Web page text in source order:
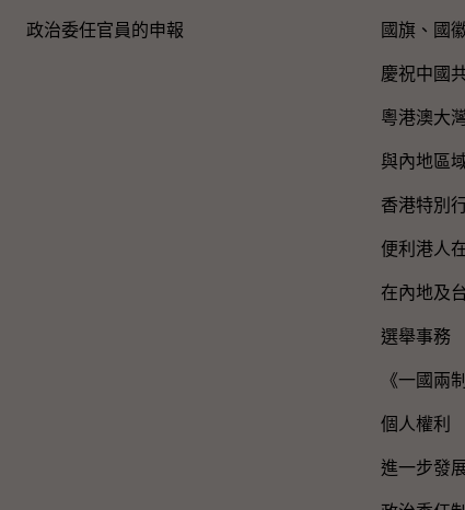
政治委任官員的申報 國旗、國
慶祝中國
粵港澳大
與內地區
香港特別
便利港人
在內地及
選舉事務
《一國兩
個人權利
進一步發